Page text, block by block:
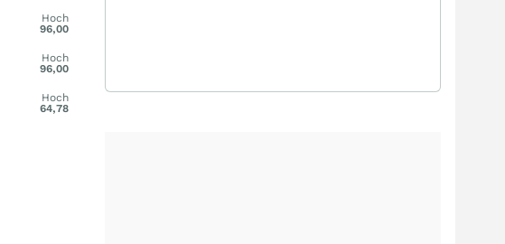
Hoch
96,00
Hoch
96,00
Hoch
64,78